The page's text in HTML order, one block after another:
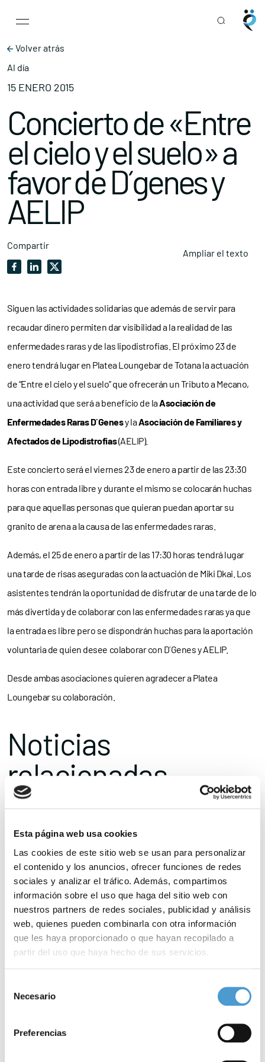
Esta página web usa cookies
Las cookies de este sitio web se usan para personalizar
el contenido y los anuncios, ofrecer funciones de redes
sociales y analizar el tráfico. Además, compartimos
información sobre el uso que haga del sitio web con
nuestros partners de redes sociales, publicidad y análisis
web, quienes pueden combinarla con otra información
que les haya proporcionado o que hayan recopilado a
partir del uso que haya hecho de sus servicios.
de cookies
Necesario
Preferencias
Main Navigation
Volver atrás
Al día
15 ENERO 2015
Concierto de «Entre
el cielo y el suelo» a
favor de D´genes y
AELIP
Compartir
Ampliar el texto
Siguen las actividades solidarias que además de servir para
recaudar dinero permiten dar visibilidad a la realidad de las
enfermedades raras y de las lipodistrofias. El próximo 23 de
enero tendrá lugar en Platea Loungebar de Totana la actuación
de “Entre el cielo y el suelo” que ofrecerán un Tributo a Mecano,
una actividad que será a beneficio de laAsociación de
Enfermedades Raras D´Genesy laAsociación de Familiares y
Afectados de Lipodistrofias(AELIP).
Este concierto será el viernes 23 de enero a partir de las 23:30
horas con entrada libre y durante el mismo se colocarán huchas
para que aquellas personas que quieran puedan aportar su
granito de arena a la causa de las enfermedades raras.
Además, el 25 de enero a partir de las 17:30 horas tendrá lugar
una tarde de risas aseguradas con la actuación de Miki Dkai. Los
asistentes tendrán la oportunidad de disfrutar de una tarde de lo
más divertida y de colaborar con las enfermedades raras ya que
la entrada es libre pero se dispondrán huchas para la aportación
voluntaria de quien desee colaborar con D´Genes y AELIP.
Desde ambas asociaciones quieren agradecer a Platea
Loungebar su colaboración.
Noticias
relacionadas
El grupo sanguíneo condiciona el...